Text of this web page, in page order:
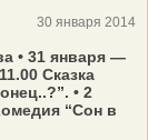
30 января 2014
• 31 января —
Сказка
• 2
“Сон в